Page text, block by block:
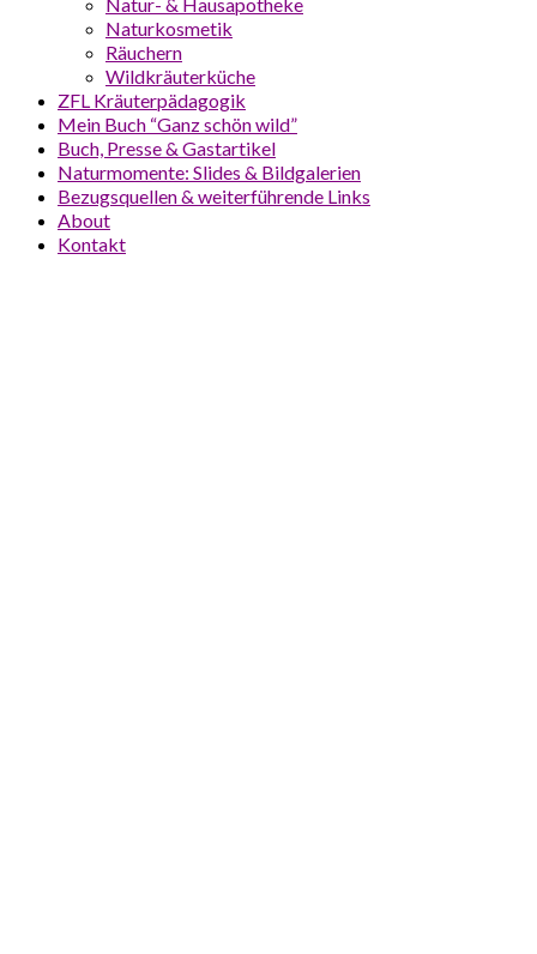
Naturkosmetik
Räuchern
Wildkräuterküche
ZFL Kräuterpädagogik
Mein Buch “Ganz schön wild”
Buch, Presse & Gastartikel
Naturmomente: Slides & Bildgalerien
Bezugsquellen & weiterführende Links
About
Kontakt